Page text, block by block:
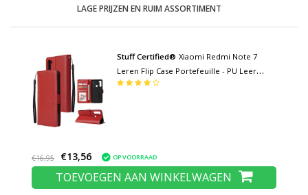
LAGE PRIJZEN EN RUIM ASSORTIMENT
Stuff Certified® Xiaomi Redmi Note 7
Leren Flip Case Portefeuille - PU Leer
Wallet Cover Cas Hoesje Rood
€16,95 €13,56 OP VOORRAAD
TOEVOEGEN AAN WINKELWAGEN